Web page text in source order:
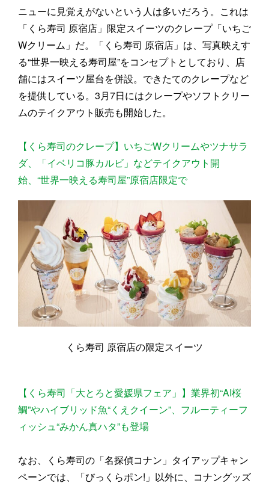
ニューに見覚えがないという人は多いだろう。これは
「くら寿司 原宿店」限定スイーツのクレープ「いちご
Wクリーム」だ。「くら寿司 原宿店」は、写真映えす
る“世界一映える寿司屋”をコンセプトとしており、店
舗にはスイーツ屋台を併設。できたてのクレープなど
を提供している。3月7日にはクレープやソフトクリー
ムのテイクアウト販売も開始した。
【くら寿司のクレープ】いちごWクリームやツナサラ
ダ、「イベリコ豚カルビ」などテイクアウト開
始、“世界一映える寿司屋”原宿店限定で
くら寿司 原宿店の限定スイーツ
【くら寿司「大とろと愛媛県フェア」】業界初“AI桜
鯛”やハイブリッド魚“くえクイーン”、フルーティーフ
ィッシュ“みかん真ハタ”も登場
なお、くら寿司の「名探偵コナン」タイアップキャン
ペーンでは、「びっくらポン!」以外に、コナングッズ